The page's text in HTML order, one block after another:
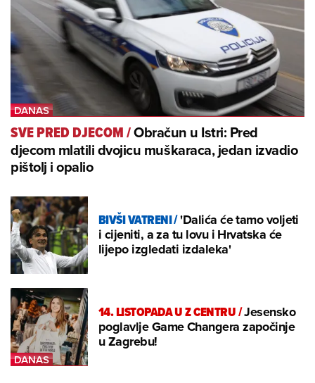
SVE PRED DJECOM/Obračun u Istri: Pred
djecom mlatili dvojicu muškaraca, jedan izvadio
pištolj i opalio
BIVŠI VATRENI/'Dalića će tamo voljeti
i cijeniti, a za tu lovu i Hrvatska će
lijepo izgledati izdaleka'
14. LISTOPADA U Z CENTRU/Jesensko
poglavlje Game Changera započinje
u Zagrebu!